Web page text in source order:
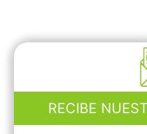
RECIBE